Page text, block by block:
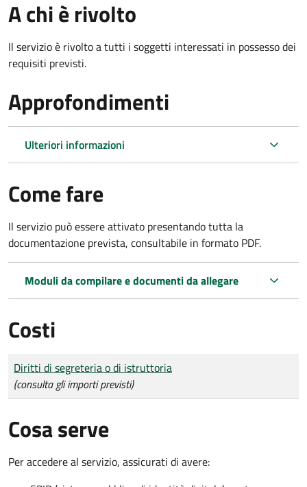
A chi è rivolto
Il servizio è rivolto a tutti i soggetti interessati in possesso dei
requisiti previsti.
Approfondimenti
Ulteriori informazioni
Come fare
Il servizio può essere attivato presentando tutta la
documentazione prevista, consultabile in formato PDF.
Moduli da compilare e documenti da allegare
Costi
Tipo di pagamento
Importo
Diritti di segreteria o di istruttoria
(consulta gli importi previsti)
Cosa serve
Per accedere al servizio, assicurati di avere: